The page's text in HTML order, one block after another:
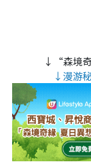
↓“森境
↓漫游